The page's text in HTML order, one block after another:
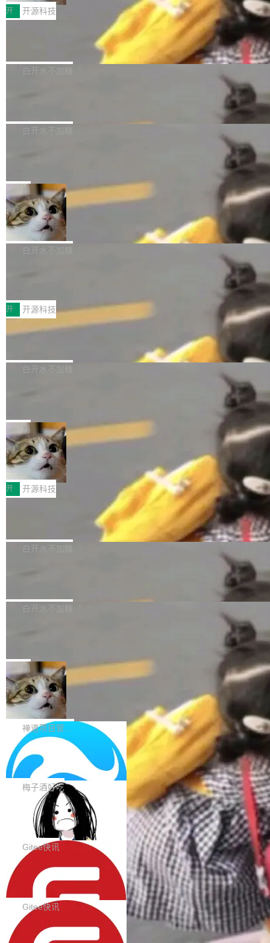
<span><strong>警告：</strong>&nbsp;Zero
的 admin ...
c 上，并在 GitHub 开源。 玩法很简单：按住屏
幕画圈，或者直接甩手机。页面会实时显示转速
（圈/秒），声音来自真实竹知了录音的 1.72 秒
采样，无缝循环。音频解码失败时，还有一套合
成兜底——锯齿波振荡器模拟脉冲，并联带通共
20个小时。他必须在数百张连续影像上，一笔一
笔勾画边界，一层一层识别肌肉组织。如今，使
用东软飞标医学影像标注平台，同样的工作缩短
至4小时，效率提升30倍。 这组数字背后，改变
的不只是速度，而是把医学影像转化为AI能力的
正，才能成为机器能理解的高质量数据。医学影
张CT影像上完成像素级精细分割，让系统"...
开 开源科技
Apache Dubbo-go v3.3.2 正式发布
这个版本面向生产环境，重心在内核稳定性。我
们彻底收敛了旧配置体系，扩展了 Triple 协议与
白开水不加糖
理工具。它可以查看，转换，编辑和分类所有主
新功能 macOS：在 Connect/Share 按钮中添加
通过 AirDop 共享书籍的功能 Content server：
支持可向服务器后端添加新端点的插件 Edit boo
k：Compress images：添加将 GIF 图像转换为
JPEG/WebP 的选项 ToC Editor：添加一个按
白开水不加糖
ube 视频，标题是"SwiftUI 七年后：一个平庸的
故事"。视频核心观点很简单：SwiftUI 发布七年
了，仍然像一个永久公测版。 Manshin 从数据
流、布局系统、API 稳定性、性能、跨平台五个
维度逐一批判了 SwiftUI。最让人印象深刻的一
一，界面错位。他说这个问题"两年前就发现了，
至今没变"。 数据流方面，Manshin 指出 SwiftU
I 的属性包装器演进史...
局
DBeaver 26.1.4 发布
DBeaver 是一个免费开源的通用数据库工具，适
用于开发人员和数据库管理员。DBeaver 26.1.4
AI 聊天功能（添加了一些快捷键）</span></li>
<li><span style="color:#000000">新增了始终
在新 SQL 控制台中打开 AI 生成的脚本的功能</
span></li> <li><span style="color:#000000...
白开水不加糖
2026卫星活动——第二届多语种对话语音语言模
型挑战赛 （Multilingual Conversational Speec
h Language Model Challenge，MLC-SLM）T
ask 1赛道中，传音TEX AI中心语音算法团队以
自主研发的说话人归属多语种自动语音识别系统
化系统等关键方向的系统性技术实力。 本届赛事
聚焦多语言对话语音模型面临的关键技术挑战，
共吸引来自全球工业界与学术界的1...
开 开源科技
Qwen3.8-Max 发布，下周开源 Qwen3.
千问大模型宣布正式推出 Qwen 家族迄今最强大
的模型 Qwen3.8-Max，也是其首个 Max 规模
5 的架构基础构建，参数规模扩展至 2.4 万亿，
激活参数95B，支持100万上下文Tokens，在编
程、办公、科研以及长周期任务等方面实现了全
面提升。它不仅能应对更具挑战性的问题，还能
更可靠地端到端完成复杂任务，输出值得信赖的
成果。 全球开发者都可通过千问 AI 平台获得 Q
wen3.8 的 API 服务：国内每百万 Tok...
白开水不加糖
态生成模型，能生成带原生立体声的 2K 视频。
没有发布会，没有预告，直接扔了篇文章出来，
权重已经上传至 Hugging Face。 去年国内的视
频生成模型还在追 Runway 和 Pika 的参数，今
天 MiniMax H3 从架构到许可都摆上台面了。一
个模型，三个模块，两个开源。 H3 由三个模块
组成：H3-Context-IR 负责多模态指令理解和编
排（闭源，提供 API）；H3-Base 是核心生成模
型，33B 参数，负责 768p 音视频生成（开
局
DeepSeek-V4-Flash正式版API上线超
算互联网
近日，DeepSeek-V4-Flash 正式版 API 开启公
开测试。国家超算互联网正式上线 DeepSeek-V
4-Flash 正式版（DeepSeek-V4-Flash-0731）
模型 API 调用服务和模型文件。 DeepSeek-V4-
Flash-0731 经过大量后训练工作，智能体能力
大幅增强，指令遵循能力大幅增强。在多项基准
模型 API 调用服务，用户无需繁琐环境配置，一
开 开源科技
Docker 29.7.1 现已发布，具体更新内容如下：
Bug fixes and enhancements 修复了一个回归
绝遍历绝对符号链接的容器路径，例如/var/run -
更新说明：https://github.com/moby/...
白开水不加糖
计语言和 React 组件库。Ant Design 6.5.3 现
ut.OTP 的 mask 为 true 时仍显示原始值的问
题。#58805 修复 Input.TextArea 调整大小手柄
在触摸设备上显示为小圆点的问题。#58812 Ty
pography 优化 Typography 省略提示在大列表
中的渲染性能。#58806 修复 Typography...
白开水不加糖
比它便宜的。 Artificial Analysis 更新了 DeepS
eek V4 Flash 0731 的完整评测。一张 Intellige
nce Index vs Cost per Task 的散点图上，13
个模型排成一列，V4 Flash 贴着底部：$0.03
一次任务。 V4 Flash 的 Intelligence Index 得
分 50，在 101 个模型中排第 3。排在它前面
的：Claude Opus 5（61 分）、Claude Fable
5（60 分）、GPT-5.6 Sol（59 分）、Kimi K3
（57 分）、Grok 4...
局
禅道开源版 22.4 发布，内置 DevOps4.
0 正式版，提供从代码提交到交付的全
生命周期的管理能力
大家好， 禅道开源版22.4发布啦！本次发布我们
带来了DevOps4.0系列的首个正式版本。 DevO
ps4.0内置与禅道DevOps专业版同源的代码管理
核心，依托于全自研的GitFox代码托管引擎，我
们提供了从代码提交到交付的全生命周期的管理
能力。同时，我们 对禅道DevOps现有底层代码
进行了革命性的重构，为后续AI辅助编程、智能
代码评审及自动化运维的全面落地夯实了“一体
化”的基座。 新版本将为用户带来更好的使用体
验和更高的工作效率，感谢大家一直以来的支持
和反馈，我们将继续努力提供更优秀的产品和服
务！ 新增功能点 DevOps： 采用自研代码托管
平台，支持一站式安装，提供从代码提交到交付
的...
Solon 的 10 种 HTTP 服务器：改一行
依赖，换一个引擎
用 Solon 做线上项目有一阵子了，有个点总让新
接触的人觉得意外：服务器引擎是让你选的。 S
olon 内核约 0.3MB，不内置固定的 HTTP 服务
器。HTTP 引擎是一个独立插件。你选一个，或
者选两个，不同环境之间切换，一行应用代码都
不用改。 下面快速过一下 10 种 HTTP 服务器
选项，各自适合什么场景，以及怎么切换。 一行
依赖替换 在 Solon 里换 HTTP 服务器就是改 po
m.xml 里一个依赖，别的什么都不用动。 <depe
factId>solon-web</artifac...
梅子酒好吃
BootstrapBlazor v10.9.0 已经发布，B
ootstrap 样式的 Blazor UI 组件库
BootstrapBlazor v10.9.0 已经发布，Bootstrap
样式的 Blazor UI 组件库 此版本更新内容包括：
Release 2026-07-31 V10.9.0 Fixes fix(MultiFi
lter): 增加暗黑主题支持 by @ArgoZhang in htt
ps://github.com/dotnetcore/BootstrapBlazor/p
ull/8239 fix(Camera): 增加 exact 显式设置设备
id by @kkxkx in https://github.com/dotnetcor
e/BootstrapBlazor/pull/825...
Gitee快讯
SolonCode v2026.8.2 已经发布，终端
智能体
SolonCode v2026.8.2 已经发布，终端智能体
此版本更新内容包括： 优化 soloncode run 模
式（参考 run-headless-mode.md） 添加 solon
code web 国际化多语言支持 添加 soloncode w
Gitee快讯
OpenAI 宣布 GPT-5.6 Luna 价格下降